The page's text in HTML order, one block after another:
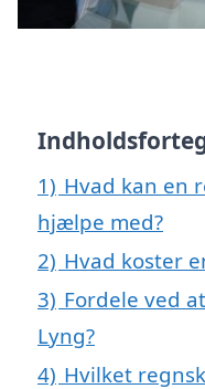
1) Hvad kan en
hjælpe med?
2) Hvad koster
3) Fordele ved
Lyng?
4) Hvilket